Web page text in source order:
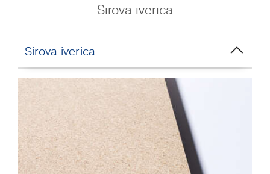
Sirova iverica
Sirova iverica